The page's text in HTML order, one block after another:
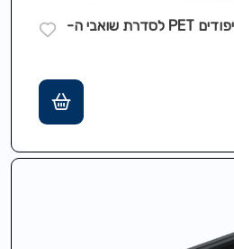
אביזר שאיבה ממונע לריפודים PET לסדרת שואבי ה-